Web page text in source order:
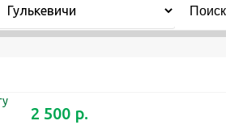
2 500 р.